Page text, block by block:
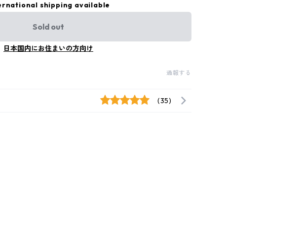
shipping available
Sold out
日本国内にお住まいの方向け
通報する
(35)